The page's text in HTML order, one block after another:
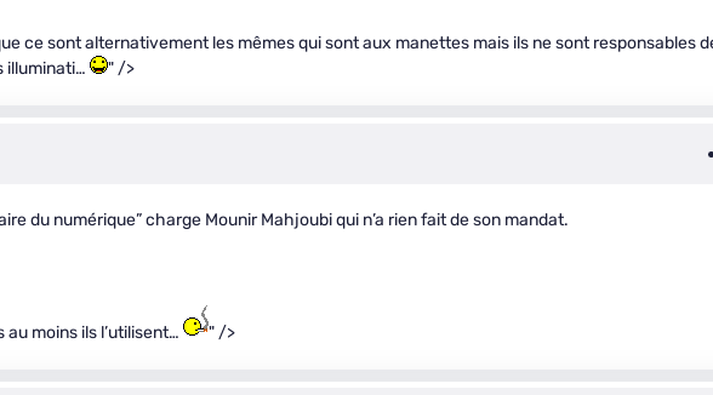
ce sont alternativement les mêmes qui sont aux manettes mais ils ne sont responsables
illuminati…
" />
du numérique” charge Mounir Mahjoubi qui n’a rien fait de son mandat.
au moins ils l’utilisent… " />